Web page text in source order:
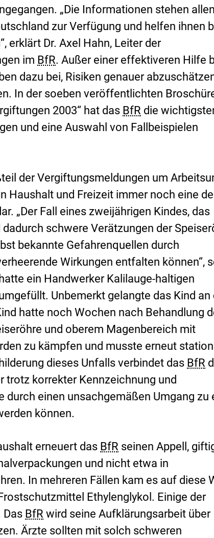
„Die Informationen stehen allen
zur Verfügung und helfen ihnen
erklärt Dr. Axel Hahn, Leiter der
im BfR. Außer einer effektiveren Hilfe
dazu bei, Risiken genauer
In der soeben veröffentlichten
2003“ hat das BfR die
und eine Auswahl von Fallbeispielen
der Vergiftungsmeldungen um
Haushalt und Freizeit immer noch eine
„Der Fall eines zweijährigen Kindes, das
schwere Verätzungen der
bekannte Gefahrenquellen durch
Wirkungen entfalten können“,
ein Handwerker Kalilauge-haltigen
Unbemerkt gelangte das Kind an
hatte noch Wochen nach Behandlung
und oberem Magenbereich mit
zu kämpfen und musste erneut
dieses Unfalls verbindet das BfR
trotz korrekter Kennzeichnung und
durch einen unsachgemäßen Umgang zu
können.
erneuert das BfR seinen Appell,
und nicht etwa in
In mehreren Fällen kam es auf diese
Ethylenglykol. Einige der
Das BfR wird seine Aufklärungsarbeit über
Ärzte sollten mit solch schweren